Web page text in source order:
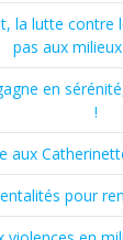
la lutte contre
pas aux
en
!
aux
pour